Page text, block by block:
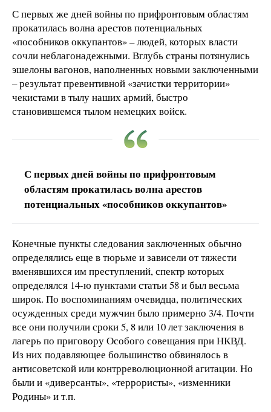
С первых же дней войны по прифронтовым областям
прокатилась волна арестов потенциальных
«пособников оккупантов» – людей, которых власти
сочли неблагонадежными. Вглубь страны потянулись
эшелоны вагонов, наполненных новыми заключенными
– результат превентивной «зачистки территории»
чекистами в тылу наших армий, быстро
становившемся тылом немецких войск.
С первых дней войны по прифронтовым
областям прокатилась волна арестов
потенциальных «пособников оккупантов»
Конечные пункты следования заключенных обычно
определялись еще в тюрьме и зависели от тяжести
вменявшихся им преступлений, спектр которых
определялся 14-ю пунктами статьи 58 и был весьма
широк. По воспоминаниям очевидца, политических
осужденных среди мужчин было примерно 3/4. Почти
все они получили сроки 5, 8 или 10 лет заключения в
лагерь по приговору Особого совещания при НКВД.
Из них подавляющее большинство обвинялось в
антисоветской или контрреволюционной агитации. Но
были и «диверсанты», «террористы», «изменники
Родины» и т.п.